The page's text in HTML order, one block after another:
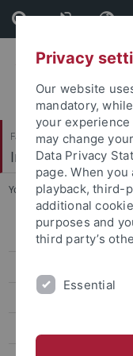
Skip
to
content
Skip
to
footer
Faculty of Economics and
Institute of Sports
You are here: Home
DHM Tennis 2026
DHM Bouldern 2025
Privacy
Our website
mandatory,
your
may change
Data Privacy
page. When
playback, third-
additional
purposes and
third party’s
Essential